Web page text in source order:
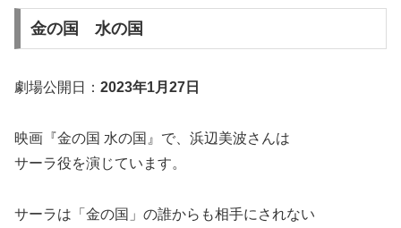
金の国 水の国
劇場公開日： 2023年1月27日
映画『金の国 水の国』で、浜辺 美波さんは
サーラ役を演じています。
サーラは「金の国」の誰からも相手にされない